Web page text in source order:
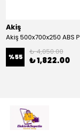
Akiş
%55
₺ 4,050.00
₺ 1,822.00